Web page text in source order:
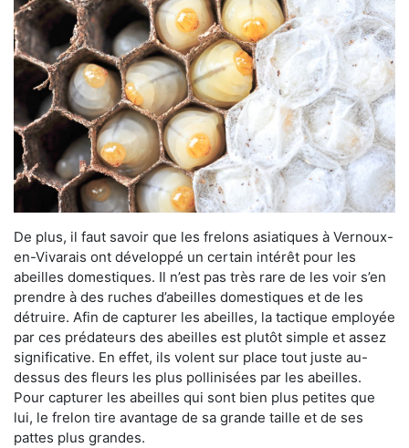
De plus, il faut savoir que les frelons asiatiques à Vernoux-
en-Vivarais ont développé un certain intérêt pour les
abeilles domestiques. Il n’est pas très rare de les voir s’en
prendre à des ruches d’abeilles domestiques et de les
détruire. Afin de capturer les abeilles, la tactique employée
par ces prédateurs des abeilles est plutôt simple et assez
significative. En effet, ils volent sur place tout juste au-
dessus des fleurs les plus pollinisées par les abeilles.
Pour capturer les abeilles qui sont bien plus petites que
lui, le frelon tire avantage de sa grande taille et de ses
pattes plus grandes.